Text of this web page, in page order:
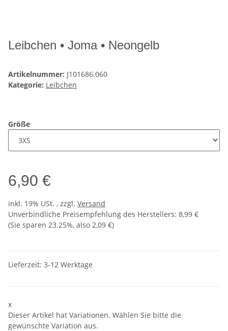
Leibchen • Joma • Neongelb
Artikelnummer: J101686.060
Kategorie: Leibchen
Größe
6,90 €
inkl. 19% USt. , zzgl. Versand
Unverbindliche Preisempfehlung des Herstellers: 8,99 €
(Sie sparen 23.25%, also 2,09 €)
Lieferzeit: 3-12 Werktage
x
Dieser Artikel hat Variationen. Wählen Sie bitte die
gewünschte Variation aus.